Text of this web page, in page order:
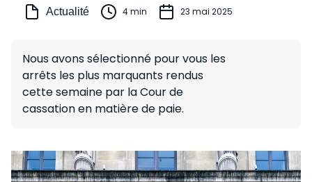
Actualité 4 min 23 mai 2025
Nous avons sélectionné pour vous les
arrêts les plus marquants rendus
cette semaine par la Cour de
cassation en matière de paie.